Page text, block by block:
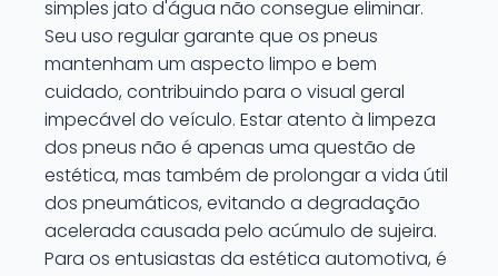
simples jato d'água não consegue eliminar.
Seu uso regular garante que os pneus
mantenham um aspecto limpo e bem
cuidado, contribuindo para o visual geral
impecável do veículo. Estar atento à limpeza
dos pneus não é apenas uma questão de
estética, mas também de prolongar a vida útil
dos pneumáticos, evitando a degradação
acelerada causada pelo acúmulo de sujeira.
Para os entusiastas da estética automotiva, é